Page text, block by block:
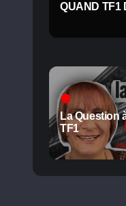
QUAND TF1
La Question
TF1